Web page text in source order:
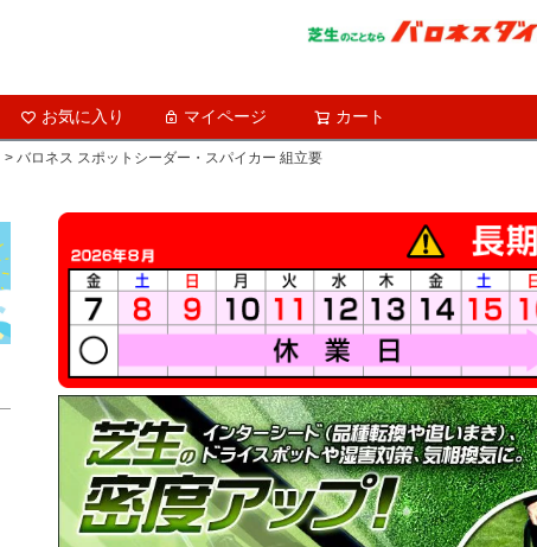
お気に入り マイページ カート
バロネス スポットシーダー・スパイカー 組立要